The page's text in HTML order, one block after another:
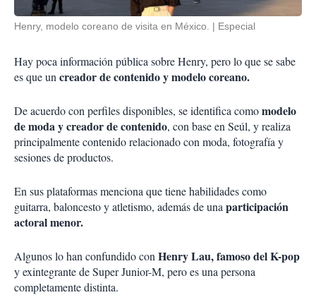
Henry, modelo coreano de visita en México. Especial
Hay poca información pública sobre Henry, pero lo que se sabe
es que un creador de contenido y modelo coreano.
De acuerdo con perfiles disponibles, se identifica comomodelo
de moda y creador de contenido, con base en Seúl, y realiza
principalmente contenido relacionado con moda, fotografía y
sesiones de productos.
En sus plataformas menciona que tiene habilidades como
guitarra, baloncesto y atletismo, además de una participación
actoral menor.
Algunos lo han confundido con Henry Lau, famoso del K-pop
y exintegrante de Super Junior-M, pero es una persona
completamente distinta.